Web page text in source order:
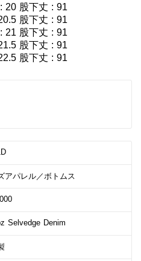
20 股下丈 : 91
股下丈 : 91
21 股下丈 : 91
股下丈 : 91
股下丈 : 91
アパレル／ボトムス
Selvedge Denim